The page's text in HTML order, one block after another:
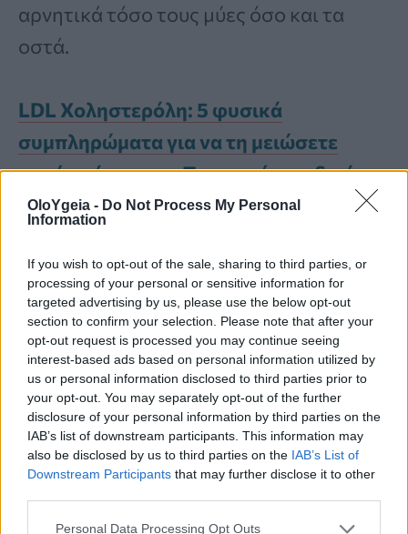
OloYgeia - Do Not Process My Personal
Information
If you wish to opt-out of the sale, sharing to third parties, or
processing of your personal or sensitive information for
targeted advertising by us, please use the below opt-out
section to confirm your selection. Please note that after your
opt-out request is processed you may continue seeing
interest-based ads based on personal information utilized by
us or personal information disclosed to third parties prior to
your opt-out. You may separately opt-out of the further
disclosure of your personal information by third parties on the
IAB’s list of downstream participants. This information may
also be disclosed by us to third parties on the IAB’s List of
Downstream Participants that may further disclose it to other
Personal Data Processing Opt Outs
αρνητικά τόσο τους μύες όσο και τα
οστά.
LDL Χοληστερόλη: 5 φυσικά
συμπληρώματα για να τη μειώσετε
χωρίς φάρμακα – Τι προτείνει ειδικός
υποσχόμενος συνδυασμός
Οι ειδικοί υπογραμμίζουν ότι το έντερο
παίζει καθοριστικό ρόλο στην υγεία του
μυοσκελετικού συστήματος.
Η ισορροπία τουμικροβιώματοςμπορεί
να επηρεάσει: